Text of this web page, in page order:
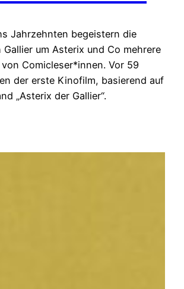
Jahrzehnten begeistern die
Gallier um Asterix und Co mehrere
Comicleser*innen. Vor 59
der erste Kinofilm, basierend auf
„Asterix der Gallier“.